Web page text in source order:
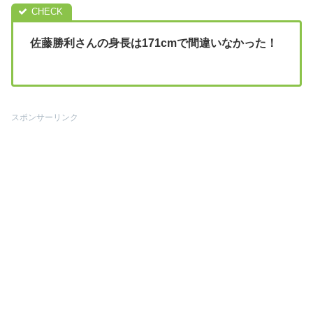
佐藤勝利さんの身長は171cmで間違いなかった！
スポンサーリンク